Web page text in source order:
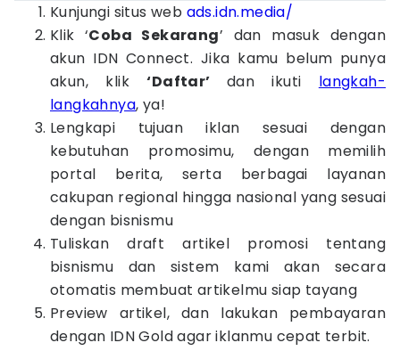
Kunjungi situs web ads.idn.media/
Klik ‘Coba Sekarang’ dan masuk dengan
akun IDN Connect. Jika kamu belum punya
akun, klik‘Daftar’ dan ikuti langkah-
langkahnya, ya!
Lengkapi tujuan iklan sesuai dengan
kebutuhan promosimu, dengan memilih
portal berita, serta berbagai layanan
cakupan regional hingga nasional yang sesuai
dengan bisnismu
Tuliskan draft artikel promosi tentang
bisnismu dan sistem kami akan secara
otomatis membuat artikelmu siap tayang
Preview artikel, dan lakukan pembayaran
dengan IDN Gold agar iklanmu cepat terbit.